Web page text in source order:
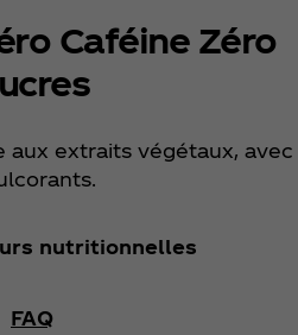
Caféine Zéro
aux extraits végétaux, avec
nutritionnelles
FAQ